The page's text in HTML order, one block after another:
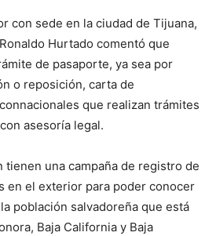
con sede en la ciudad de Tijuana,
Hurtado comentó que
de pasaporte, ya sea por
o reposición, carta de
que realizan trámites
asesoría legal.
tienen una campaña de registro de
en el exterior para poder conocer
población salvadoreña que está
Baja California y Baja